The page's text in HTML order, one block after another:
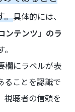
。具体的には、
ンテンツ」のラ
欄にラベルが表
ることを認識で
視聴者の信頼を